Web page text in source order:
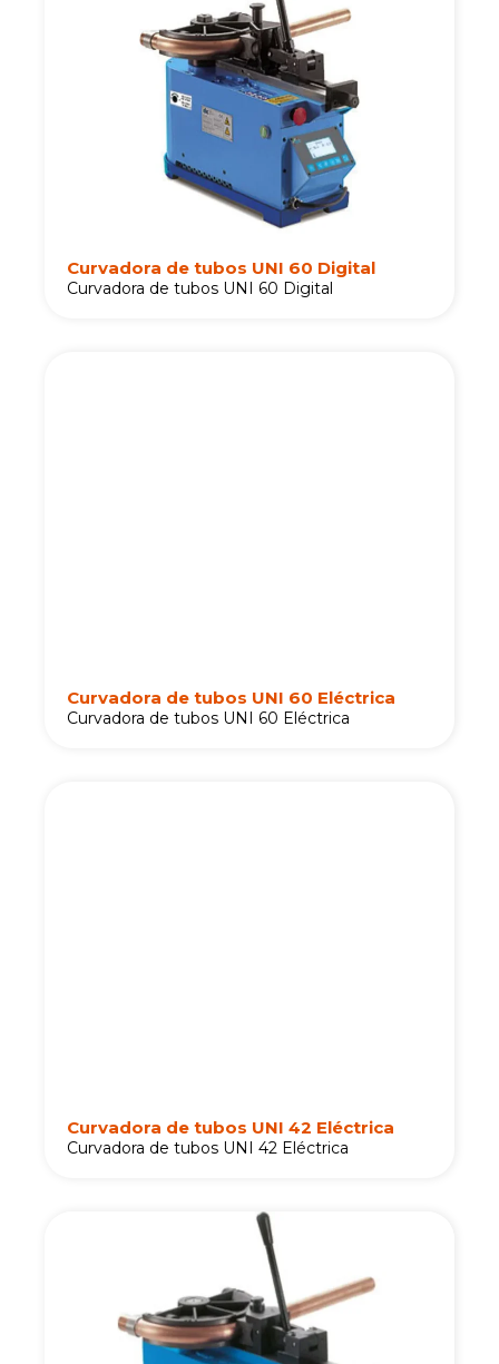
Curvadora de tubos UNI 60 Digital
Curvadora de tubos UNI 60 Digital
Curvadora de tubos UNI 60 Eléctrica
Curvadora de tubos UNI 60 Eléctrica
Curvadora de tubos UNI 42 Eléctrica
Curvadora de tubos UNI 42 Eléctrica